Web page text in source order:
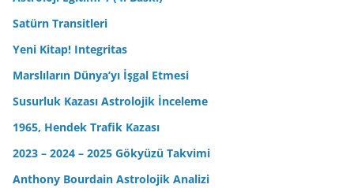
Satürn Transitleri
Yeni Kitap! Integritas
Marslıların Dünya’yı İşgal Etmesi
Susurluk Kazası Astrolojik İnceleme
1965, Hendek Trafik Kazası
2023 – 2024 – 2025 Gökyüzü Takvimi
Anthony Bourdain Astrolojik Analizi